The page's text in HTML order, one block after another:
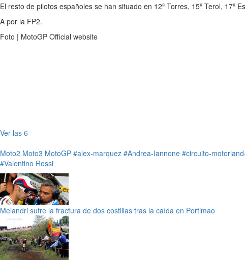
El resto de pilotos españoles se han situado en 12º Torres, 15º Terol, 17º
A por la FP2.
Foto | MotoGP Official website
Ver las 6
Moto2 Moto3 MotoGP #alex-marquez #Andrea-Iannone #circuito-
#Valentino Rossi
Melandri sufre la fractura de dos costillas tras la caída en Portimao